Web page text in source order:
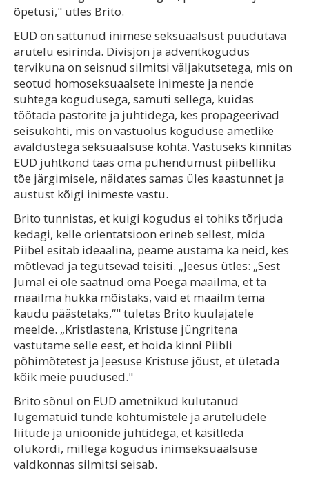
õpetusi," ütles Brito.
EUD on sattunud inimese seksuaalsust puudutava
arutelu esirinda. Divisjon ja adventkogudus
tervikuna on seisnud silmitsi väljakutsetega, mis on
seotud homoseksuaalsete inimeste ja nende
suhtega kogudusega, samuti sellega, kuidas
töötada pastorite ja juhtidega, kes propageerivad
seisukohti, mis on vastuolus koguduse ametlike
avaldustega seksuaalsuse kohta. Vastuseks kinnitas
EUD juhtkond taas oma pühendumust piibelliku
tõe järgimisele, näidates samas üles kaastunnet ja
austust kõigi inimeste vastu.
Brito tunnistas, et kuigi kogudus ei tohiks tõrjuda
kedagi, kelle orientatsioon erineb sellest, mida
Piibel esitab ideaalina, peame austama ka neid, kes
mõtlevad ja tegutsevad teisiti. „Jeesus ütles: „Sest
Jumal ei ole saatnud oma Poega maailma, et ta
maailma hukka mõistaks, vaid et maailm tema
kaudu päästetaks,“" tuletas Brito kuulajatele
meelde. „Kristlastena, Kristuse jüngritena
vastutame selle eest, et hoida kinni Piibli
põhimõtetest ja Jeesuse Kristuse jõust, et ületada
kõik meie puudused."
Brito sõnul on EUD ametnikud kulutanud
lugematuid tunde kohtumistele ja aruteludele
liitude ja unioonide juhtidega, et käsitleda
olukordi, millega kogudus inimseksuaalsuse
valdkonnas silmitsi seisab.